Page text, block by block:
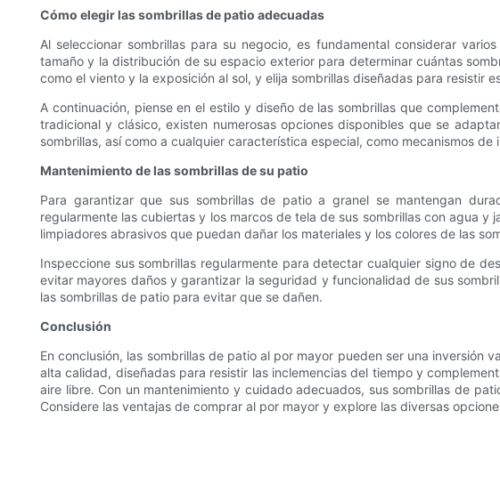
Cómo elegir las sombrillas de patio adecuadas
Al seleccionar sombrillas para su negocio, es fundamental considerar
tamaño y la distribución de su espacio exterior para determinar cuántas
como el viento y la exposición al sol, y elija sombrillas diseñadas para resistir
A continuación, piense en el estilo y diseño de las sombrillas que
tradicional y clásico, existen numerosas opciones disponibles que se
sombrillas, así como a cualquier característica especial, como mecanismos
Mantenimiento de las sombrillas de su patio
Para garantizar que sus sombrillas de patio a granel se mantengan
regularmente las cubiertas y los marcos de tela de sus sombrillas con agua
limpiadores abrasivos que puedan dañar los materiales y los colores de las
Inspeccione sus sombrillas regularmente para detectar cualquier signo de
evitar mayores daños y garantizar la seguridad y funcionalidad de sus
las sombrillas de patio para evitar que se dañen.
Conclusión
En conclusión, las sombrillas de patio al por mayor pueden ser una inversión
alta calidad, diseñadas para resistir las inclemencias del tiempo y
aire libre. Con un mantenimiento y cuidado adecuados, sus sombrillas de
Considere las ventajas de comprar al por mayor y explore las diversas